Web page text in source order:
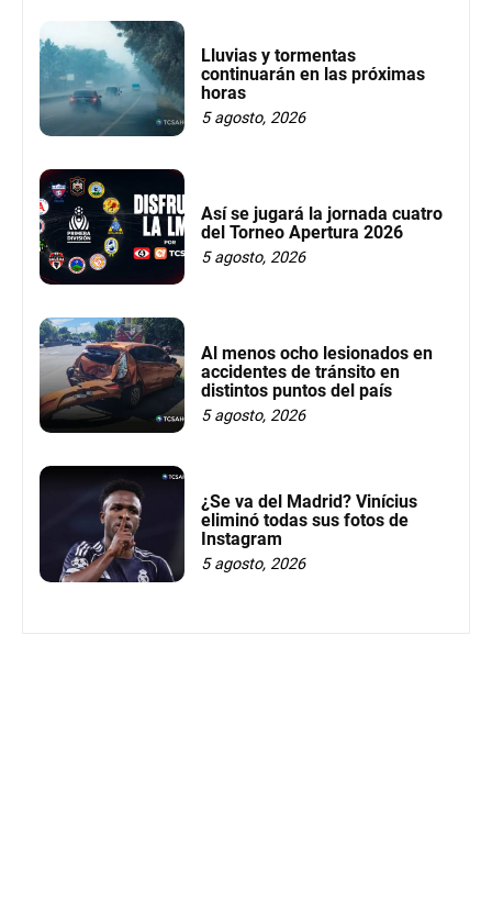
Lluvias y tormentas
continuarán en las próximas
horas
5 agosto, 2026
Así se jugará la jornada cuatro
del Torneo Apertura 2026
5 agosto, 2026
Al menos ocho lesionados en
accidentes de tránsito en
distintos puntos del país
5 agosto, 2026
¿Se va del Madrid? Vinícius
eliminó todas sus fotos de
Instagram
5 agosto, 2026